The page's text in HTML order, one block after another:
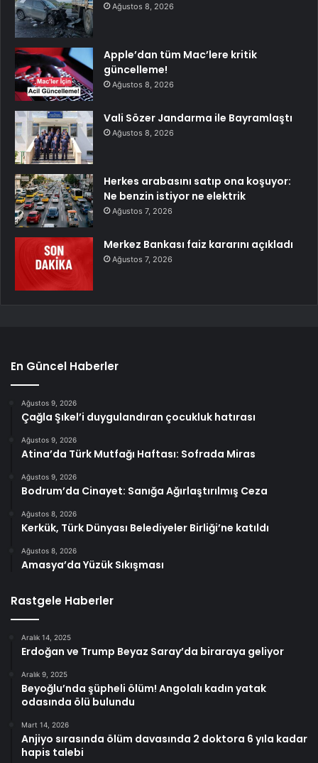
Ağustos 8, 2026
Apple’dan tüm Mac’lere kritik
güncelleme!
Ağustos 8, 2026
Vali Sözer Jandarma ile Bayramlaştı
Ağustos 8, 2026
Herkes arabasını satıp ona koşuyor:
Ne benzin istiyor ne elektrik
Ağustos 7, 2026
Merkez Bankası faiz kararını açıkladı
Ağustos 7, 2026
En Güncel Haberler
Ağustos 9, 2026
Çağla Şıkel’i duygulandıran çocukluk hatırası
Ağustos 9, 2026
Atina’da Türk Mutfağı Haftası: Sofrada Miras
Ağustos 9, 2026
Bodrum’da Cinayet: Sanığa Ağırlaştırılmış Ceza
Ağustos 8, 2026
Kerkük, Türk Dünyası Belediyeler Birliği’ne katıldı
Ağustos 8, 2026
Amasya’da Yüzük Sıkışması
Rastgele Haberler
Aralık 14, 2025
Erdoğan ve Trump Beyaz Saray’da biraraya geliyor
Aralık 9, 2025
Beyoğlu’nda şüpheli ölüm! Angolalı kadın yatak
odasında ölü bulundu
Mart 14, 2026
Anjiyo sırasında ölüm davasında 2 doktora 6 yıla kadar
hapis talebi